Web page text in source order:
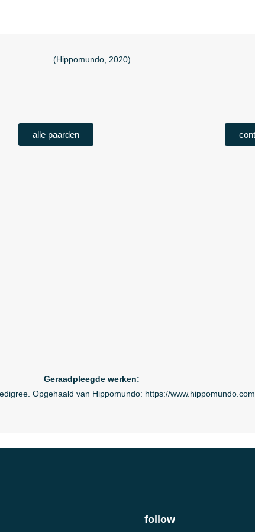
(Hippomundo, 2020)
alle paarden
Geraadpleegde werken:
Opgehaald van Hippomundo: https://
follow